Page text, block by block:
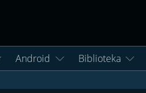
Android Biblioteka